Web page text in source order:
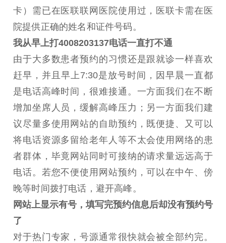
卡）需已在医联联网医院使用过，医联卡需在医
院提供正确的姓名和证件号码。
我从早上打4008203137电话一直打不通
由于大多数患者预约的习惯还是跟就诊一样喜欢
赶早，并且早上7:30是放号时间，因早晨一直都
是电话高峰时间，很难接通。一方面我们在不断
增加坐席人员，缓解高峰压力；另一方面我们建
议尽量多使用网站的自助预约，既便捷、又可以
将电话资源多留给老年人等不太会使用网络的患
者群体，毕竟网站同时可接纳的请求量远远高于
电话。若您不便使用网站预约，可以在中午、傍
晚等时间拨打电话，避开高峰。
网站上显示有号，填写完预约信息后却没有预约号
了
对于热门专家，号源通常很快就会被全部约完。